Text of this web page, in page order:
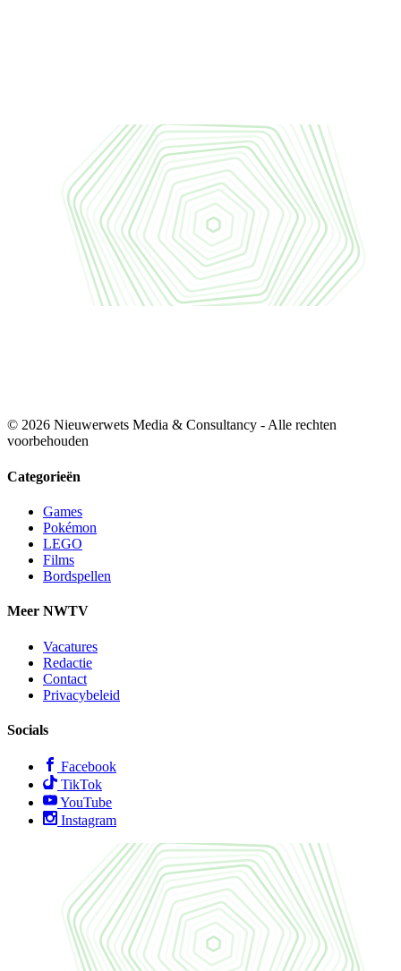
© 2026 Nieuwerwets Media & Consultancy - Alle rechten
voorbehouden
Categorieën
Games
Pokémon
LEGO
Films
Bordspellen
Meer NWTV
Vacatures
Redactie
Contact
Privacybeleid
Socials
Facebook
TikTok
YouTube
Instagram